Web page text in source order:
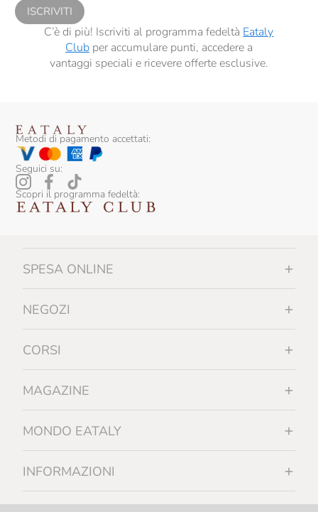
ISCRIVITI
C’è di più! Iscriviti al programma fedeltà Eataly
Clubper accumulare punti, accedere a
vantaggi speciali e ricevere offerte esclusive.
Metodi di pagamento accettati:
Seguici su:
Scopri il programma fedeltà:
SPESA ONLINE
NEGOZI
CORSI
MAGAZINE
MONDO EATALY
INFORMAZIONI